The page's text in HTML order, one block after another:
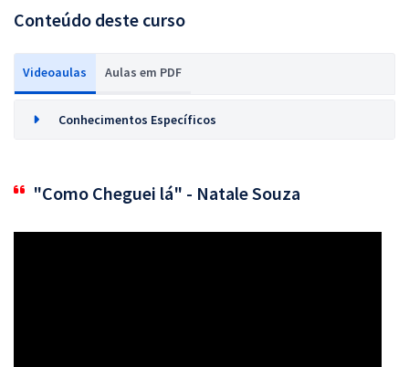
Conteúdo deste curso
Videoaulas Aulas em PDF
Conhecimentos Específicos
"Como Cheguei lá" - Natale Souza